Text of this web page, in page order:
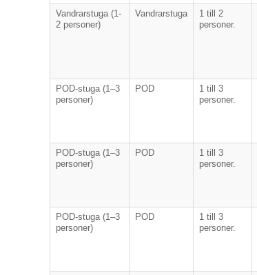
Vandrarstuga (1-
2 personer)
Vandrarstuga
1 till 2
personer.
POD-stuga (1–3
personer)
POD
1 till 3
personer.
POD-stuga (1–3
personer)
POD
1 till 3
personer.
POD-stuga (1–3
personer)
POD
1 till 3
personer.